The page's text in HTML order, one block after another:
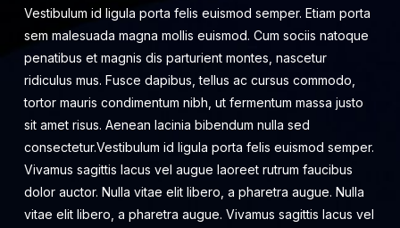
Vestibulum id ligula porta felis euismod semper. Etiam porta
sem malesuada magna mollis euismod. Cum sociis natoque
penatibus et magnis dis parturient montes, nascetur
ridiculus mus. Fusce dapibus, tellus ac cursus commodo,
tortor mauris condimentum nibh, ut fermentum massa justo
sit amet risus. Aenean lacinia bibendum nulla sed
consectetur.Vestibulum id ligula porta felis euismod semper.
Vivamus sagittis lacus vel augue laoreet rutrum faucibus
dolor auctor. Nulla vitae elit libero, a pharetra augue. Nulla
vitae elit libero, a pharetra augue. Vivamus sagittis lacus vel